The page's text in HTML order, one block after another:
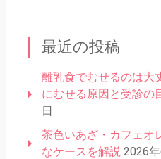
最近の投稿
離乳食でむせるのは大
にむせる原因と受診の
日
茶色いあざ・カフェオ
なケースを解説 2026